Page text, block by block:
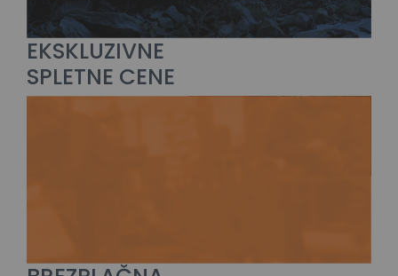
EKSKLUZIVNE
SPLETNE CENE